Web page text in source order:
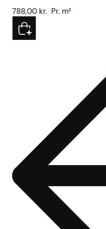
788,00 kr. Pr. m²